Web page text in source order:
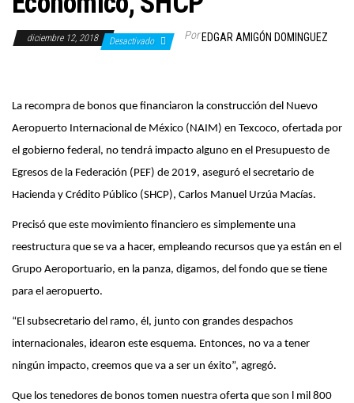
a
n
diciembre 12, 2018 Desactivado Por EDGAR AMIGÓN DOMINGUEZ
La recompra de bonos que financiaron la construcción del Nuevo
Aeropuerto Internacional de México (NAIM) en Texcoco, ofertada por
el gobierno federal, no tendrá impacto alguno en el Presupuesto de
Egresos de la Federación (PEF) de 2019, aseguró el secretario de
Hacienda y Crédito Público (SHCP), Carlos Manuel Urzúa Macías.
Precisó que este movimiento financiero es simplemente una
reestructura que se va a hacer, empleando recursos que ya están en el
Grupo Aeroportuario, en la panza, digamos, del fondo que se tiene
para el aeropuerto.
“El subsecretario del ramo, él, junto con grandes despachos
internacionales, idearon este esquema. Entonces, no va a tener
ningún impacto, creemos que va a ser un éxito”, agregó.
Que los tenedores de bonos tomen nuestra oferta que son l mil 800